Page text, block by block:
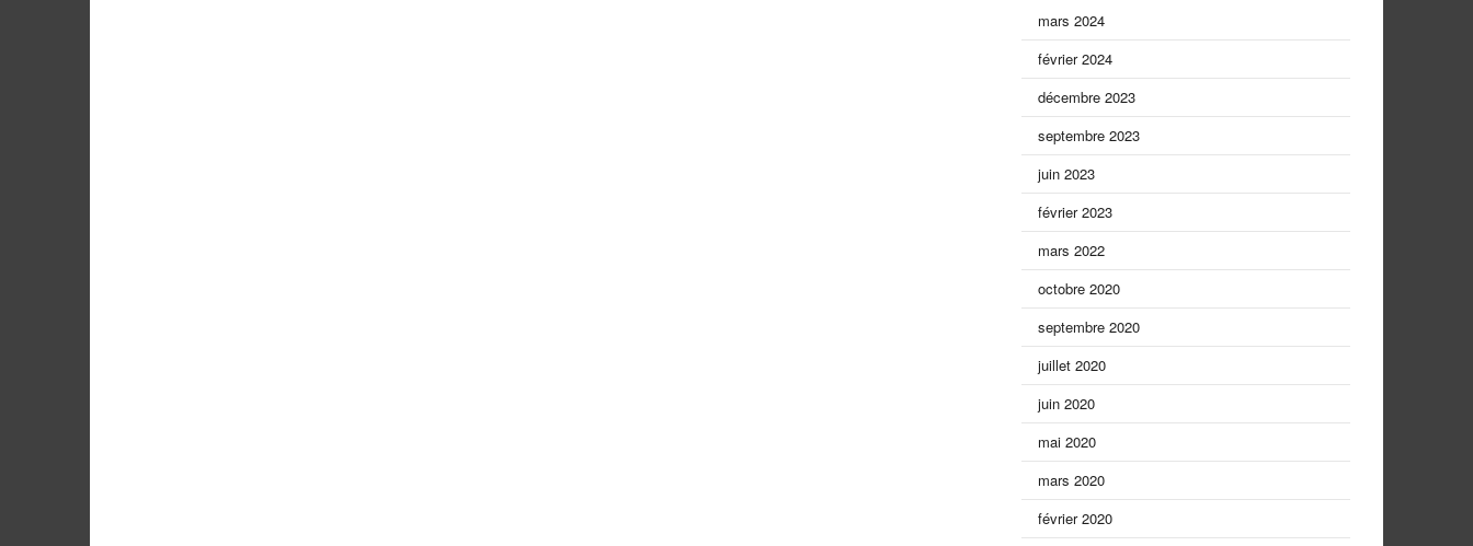
mars 2024
février 2024
décembre 2023
septembre 2023
juin 2023
février 2023
mars 2022
octobre 2020
septembre 2020
juillet 2020
juin 2020
mai 2020
mars 2020
février 2020